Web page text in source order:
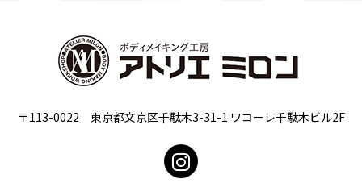
〒113-0022 東京都文京区千駄木3-31-1 ワコーレ千駄木ビル2F